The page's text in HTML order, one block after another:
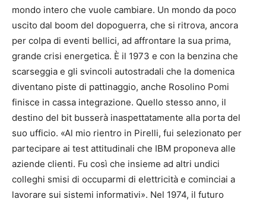
mondo intero che vuole cambiare. Un mondo da poco
uscito dal boom del dopoguerra, che si ritrova, ancora
per colpa di eventi bellici, ad affrontare la sua prima,
grande crisi energetica. È il 1973 e con la benzina che
scarseggia e gli svincoli autostradali che la domenica
diventano piste di pattinaggio, anche Rosolino Pomi
finisce in cassa integrazione. Quello stesso anno, il
destino del bit busserà inaspettatamente alla porta del
suo ufficio. «Al mio rientro in Pirelli, fui selezionato per
partecipare ai test attitudinali che IBM proponeva alle
aziende clienti. Fu così che insieme ad altri undici
colleghi smisi di occuparmi di elettricità e cominciai a
lavorare sui sistemi informativi». Nel 1974, il futuro